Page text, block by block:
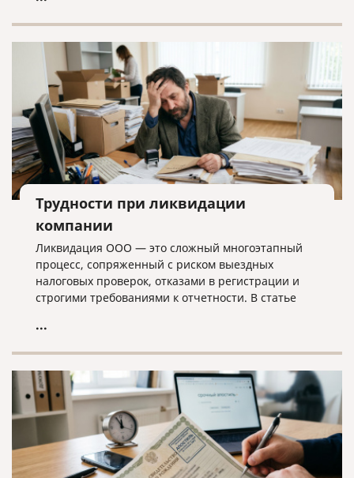
Трудности при ликвидации
компании
Ликвидация ООО — это сложный многоэтапный
процесс, сопряженный с риском выездных
налоговых проверок, отказами в регистрации и
строгими требованиями к отчетности. В статье
бизнеса, критерии упрощенной процедуры и
...